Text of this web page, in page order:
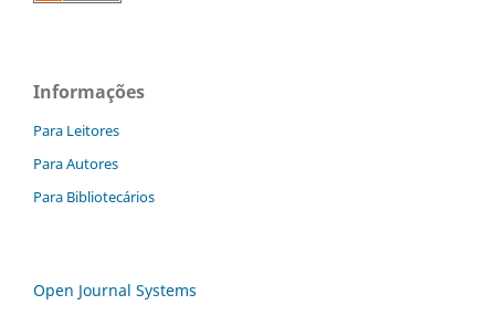
Informações
Para Leitores
Para Autores
Para Bibliotecários
Open Journal Systems